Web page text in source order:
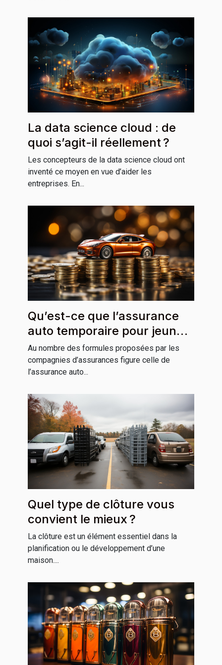
La data science cloud : de
quoi s’agit-il réellement ?
Les concepteurs de la data science cloud ont
inventé ce moyen en vue d’aider les
entreprises. En...
Qu’est-ce que l’assurance
auto temporaire pour jeune
conducteur ?
Au nombre des formules proposées par les
compagnies d’assurances figure celle de
l’assurance auto...
Quel type de clôture vous
convient le mieux ?
La clôture est un élément essentiel dans la
planification ou le développement d’une
maison....